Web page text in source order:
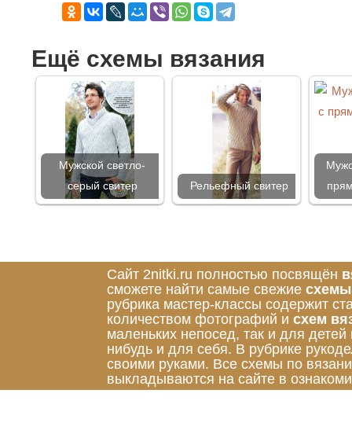
Ещё схемы вязания
Мужской светло-
серый свитер
Рельефный свитер
Сайт 2nitki.ru полностью посвящён
сможете найти самые свежие схемы
рубрика мастер-классы содержит
количеством фотографий и схем
маленьких непосед, так и для
нибудь и для себя. В рубрике
своими руками. Все схемы по
выкладываются на сайте в